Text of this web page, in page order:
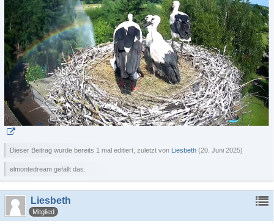
Dieser Beitrag wurde bereits 1 mal editiert, zuletzt von Liesbeth (20. Juni 2025)
elmontedream gefällt das.
Liesbeth
Mitglied